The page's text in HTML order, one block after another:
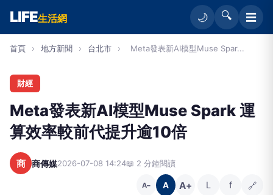
LIFE生活網 🌙 🔍 ☰
首頁 › 地方新聞 › 台北市 › Meta發表新AI模型Muse Spar...
財經
Meta發表新AI模型Muse Spark 運
算效率較前代提升逾10倍
商 商傳媒2026-07-08 14:24📖 2 分鐘閱讀
A− A A+ L f 🔗